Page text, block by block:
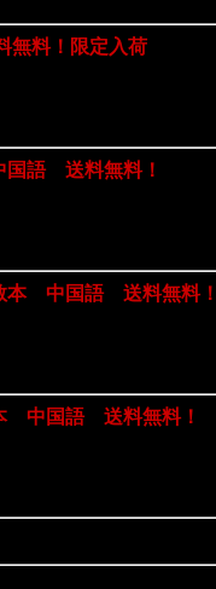
料！限定入荷
語 送料無料！
本 中国語 送料無料！
中国語 送料無料！